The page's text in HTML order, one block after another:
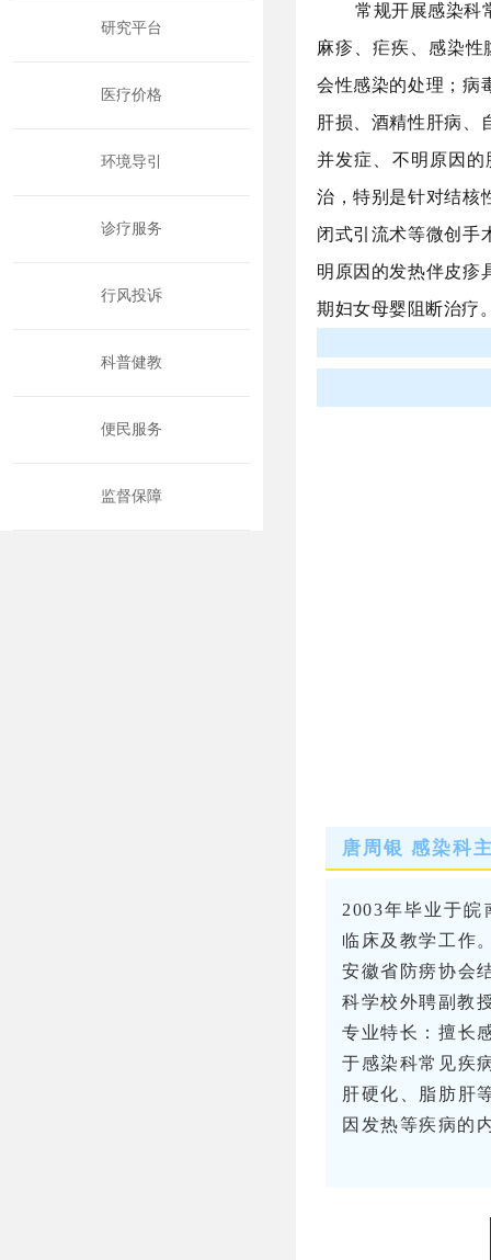
研究平台
医疗价格
环境导引
诊疗服务
行风投诉
科普健教
便民服务
监督保障
常规开展感染科
麻疹、疟疾、感染
会性感染的处理；病
肝损、酒精性肝病、
并发症、 不明原因
治，特别是针对结核
闭式引流术等微创手
明原因的发热伴皮疹
期妇女母婴阻断治疗
唐周银 感染科
2003年毕业于
临床及教学工作
安徽省防痨协会
科学校外聘副教
专业特长：擅长
于感染科常见疾
肝硬化、脂肪肝
因发热等疾病的